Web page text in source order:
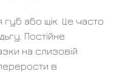
або щік. Це часто
Постійне
на слизовій
в